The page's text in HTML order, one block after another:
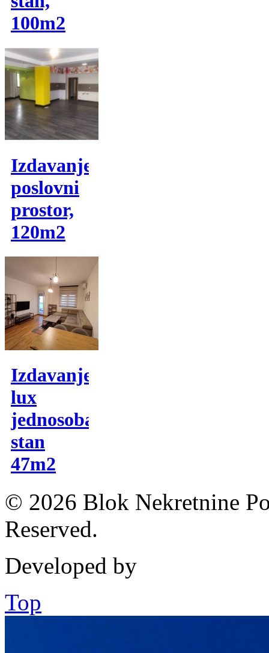
100m2
Izdavanje,
poslovni
prostor,
120m2
Izdavanje,
lux
jednosoban
stan
47m2
© 2026 Blok Nekretnine
Reserved.
Developed by
Top